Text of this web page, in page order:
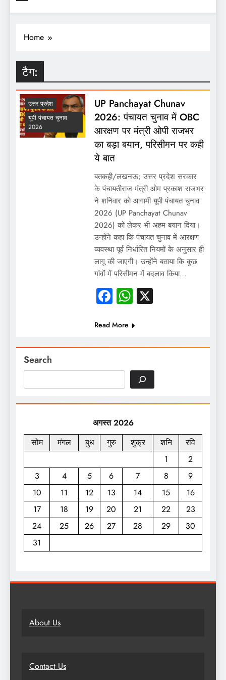
Home
टैग:
उत्तर प्रदेश
यूपी पंचायत चुनाव
2026
UP Panchayat Chunav
2026: पंचायत चुनाव में OBC
आरक्षण पर मंत्री ओपी राजभर
का बड़ा बयान, परिसीमन पर कही
ये बात
बतकही/लखनऊ; उत्तर प्रदेश सरकार
के पंचायतीराज मंत्री ओम प्रकाश राजभर
ने शनिवार को आगामी यूपी पंचायत चुनाव
2026 (UP Panchayat Chunav
2026) को लेकर भी अहम बयान दिया।
उन्होंने कहा कि पंचायत चुनाव में आरक्षण
व्यवस्था पूर्व निर्धारित नियमों के अनुसार ही
लागू की जाएगी। उन्होंने बताया कि कुछ
गांवों में परिसीमन में बदलाव किया…
Facebook
WhatsApp
X
Read More
Search
अगस्त 2026
सोम
मंगल बुध गुरु शुक्र शनि
रवि
1
2
3
4 5 6 7 8
9
10
11 12 13 14 15
16
17
18 19 20 21 22
23
24
25 26 27 28 29
30
31
About Us
Contact Us